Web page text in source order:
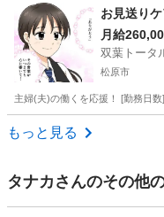
大阪 泉北郡 富木駅
お見送り
月給
双葉トータ
松原市
主婦(夫)の働くを応援！ [勤務日
大阪 松原市
もっと見る
タナカ さんのその他